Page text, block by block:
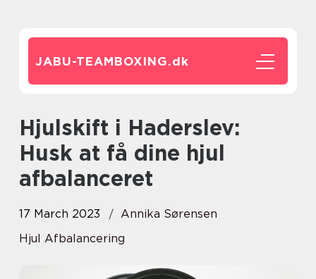
JABU-TEAMBOXING.dk
Hjulskift i Haderslev:
Husk at få dine hjul
afbalanceret
17 March 2023
Annika Sørensen
Hjul Afbalancering